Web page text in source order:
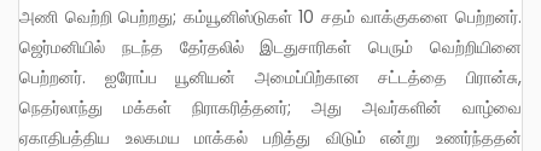
அணி வெற்றி பெற்றது; கம்யூனிஸ்டுகள் 10 சதம் வாக்குகளை பெற்றனர்.
ஜெர்மனியில் நடந்த தேர்தலில் இடதுசாரிகள் பெரும் வெற்றியினை
பெற்றனர். ஐரோப்ப யூனியன் அமைப்பிற்கான சட்டத்தை பிரான்சு,
நெதர்லாந்து மக்கள் நிராகரித்தனர்; அது அவர்களின் வாழ்வை
ஏகாதிபத்திய உலகமய மாக்கல் பறித்து விடும் என்று உணர்ந்ததன்